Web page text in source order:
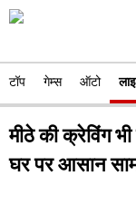
टॉप गेम्स ऑटो
मीठे की क्रेविंग
घर पर आसान